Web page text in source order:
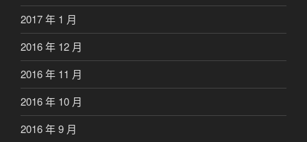
2017 年 1 月
2016 年 12 月
2016 年 11 月
2016 年 10 月
2016 年 9 月